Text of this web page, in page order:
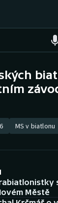
MS v biatlonu
Městě